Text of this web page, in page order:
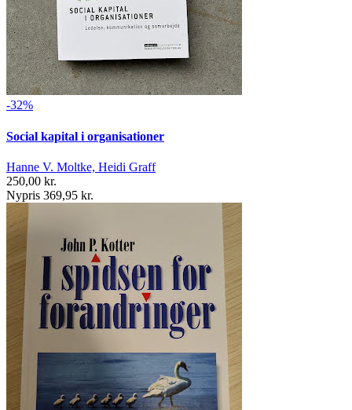
-32%
Social kapital i organisationer
Hanne V. Moltke, Heidi Graff
250,00 kr.
Nypris 369,95 kr.